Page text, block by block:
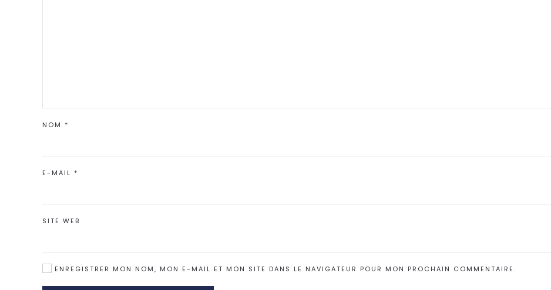
NOM *
E-MAIL *
SITE WEB
ENREGISTRER MON NOM, MON E-MAIL ET MON SITE DANS LE NAVIGATEUR POUR MON PROCHAIN COMMENTAIRE.